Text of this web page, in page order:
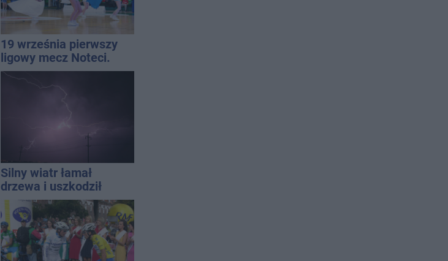
19 września pierwszy
ligowy mecz Noteci.
Znamy cały terminarz
Silny wiatr łamał
drzewa i uszkodził
dach. To nie koniec
ostrzeżeń